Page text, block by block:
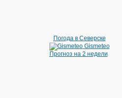
Погода в Северске
Gismeteo
Прогноз на 2 недели